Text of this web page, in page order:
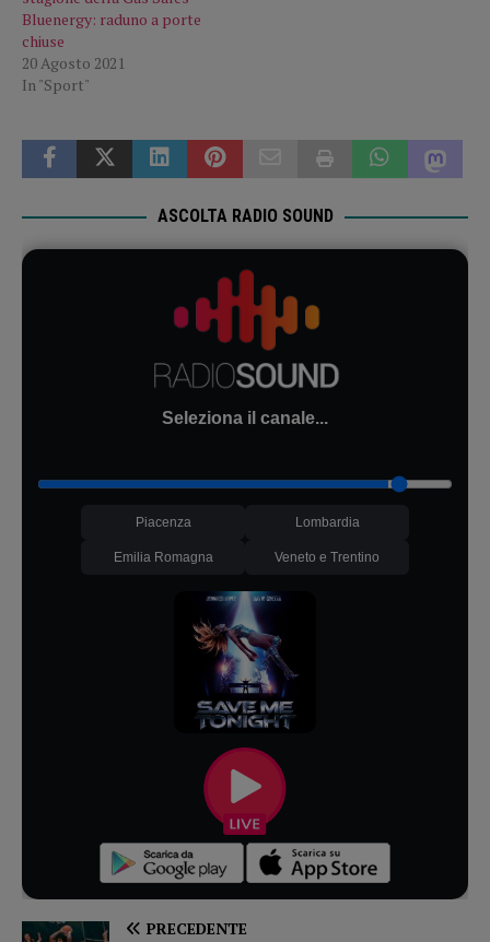
Bluenergy: raduno a porte
chiuse
20 Agosto 2021
In "Sport"
ASCOLTA RADIO SOUND
Seleziona il canale...
Piacenza Lombardia
Emilia Romagna Veneto e Trentino
PRECEDENTE